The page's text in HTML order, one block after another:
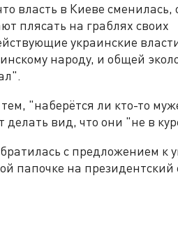
власть в Киеве сменилась,
плясать на граблях своих
украинские
народу, и общей
"наберётся ли кто-то
делать вид, что они "не в
с предложением к
папочке на президентский